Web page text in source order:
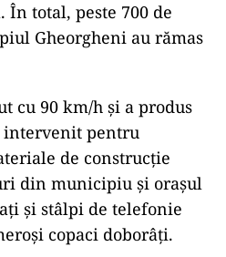
total, peste 700 de
Gheorgheni au rămas
cu 90 km/h și a produs
intervenit pentru
de construcție
din municipiu și orașul
și stâlpi de telefonie
copaci doborâți.